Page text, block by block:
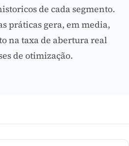
de cada segmento.
práticas gera, em media,
na taxa de abertura real
de otimização.